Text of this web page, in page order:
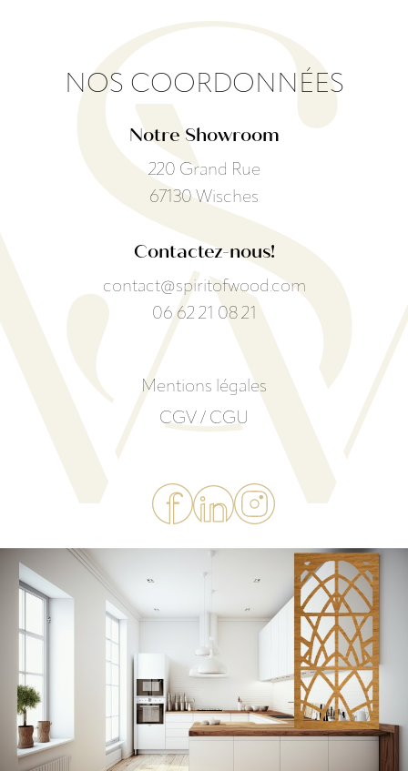
NOS COORDONNÉES
Notre Showroom
220 Grand Rue
67130 Wisches
Contactez-nous!
contact@spiritofwood.com
06 62 21 08 21
Mentions légales
CGV / CGU